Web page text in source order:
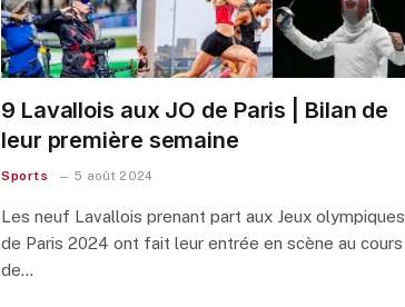
9 Lavallois aux JO de Paris | Bilan de
leur première semaine
Sports 5 août 2024
Les neuf Lavallois prenant part aux Jeux olympiques
de Paris 2024 ont fait leur entrée en scène au cours
de…